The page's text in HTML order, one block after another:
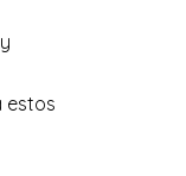
estos